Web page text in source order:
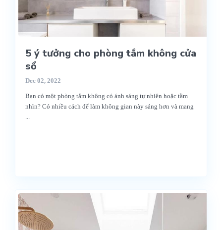
5 ý tưởng cho phòng tắm không cửa
sổ
Dec 02, 2022
Bạn có một phòng tắm không có ánh sáng tự nhiên hoặc tầm
nhìn? Có nhiều cách để làm không gian này sáng hơn và mang
...